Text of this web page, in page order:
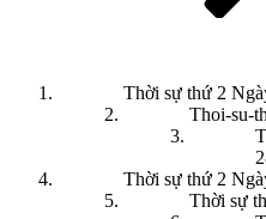
Thời sự thứ 2
Thoi-su-
Thời sự thứ 2
Thời sự